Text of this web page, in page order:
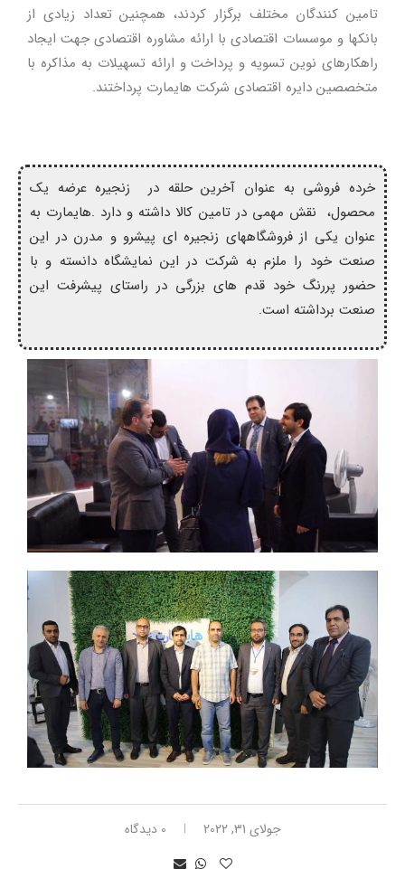
تامین کنندگان مختلف برگزار کردند، همچنین تعداد زیادی از
بانکها و موسسات اقتصادی با ارائه مشاوره اقتصادی جهت ایجاد
راهکارهای نوین تسویه و پرداخت و ارائه تسهیلات به مذاکره با
متخصصین دایره اقتصادی شرکت هایمارت پرداختند.
خرده فروشی به عنوان آخرین حلقه در زنجیره عرضه یک
محصول، نقش مهمی در تامین کالا داشته و دارد .هایمارت به
عنوان یکی از فروشگاههای زنجیره ای پیشرو و مدرن در این
صنعت خود را ملزم به شرکت در این نمایشگاه دانسته و با
حضور پررنگ خود قدم های بزرگی در راستای پیشرفت این
صنعت برداشته است.
جولای 31, 2022 0 دیدگاه